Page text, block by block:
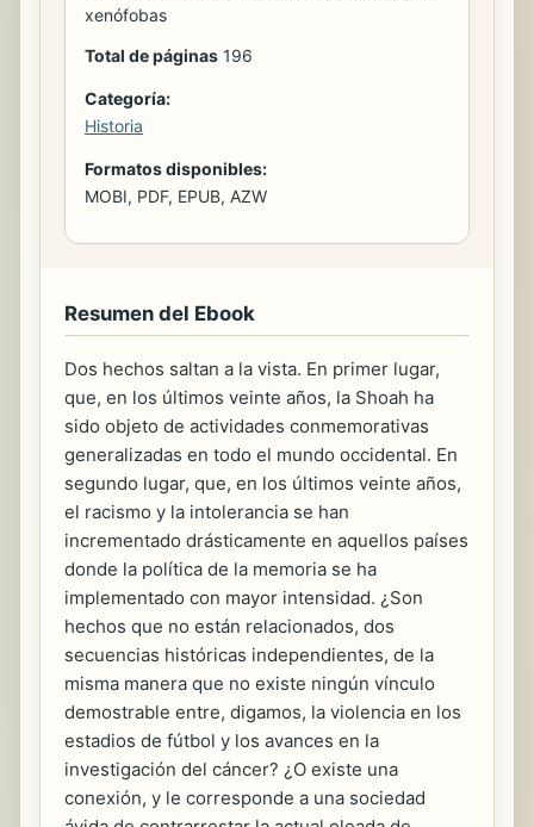
xenófobas
Total de páginas 196
Categoría:
Historia
Formatos disponibles:
MOBI, PDF, EPUB, AZW
Resumen del Ebook
Dos hechos saltan a la vista. En primer lugar,
que, en los últimos veinte años, la Shoah ha
sido objeto de actividades conmemorativas
generalizadas en todo el mundo occidental. En
segundo lugar, que, en los últimos veinte años,
el racismo y la intolerancia se han
incrementado drásticamente en aquellos países
donde la política de la memoria se ha
implementado con mayor intensidad. ¿Son
hechos que no están relacionados, dos
secuencias históricas independientes, de la
misma manera que no existe ningún vínculo
demostrable entre, digamos, la violencia en los
estadios de fútbol y los avances en la
investigación del cáncer? ¿O existe una
conexión, y le corresponde a una sociedad